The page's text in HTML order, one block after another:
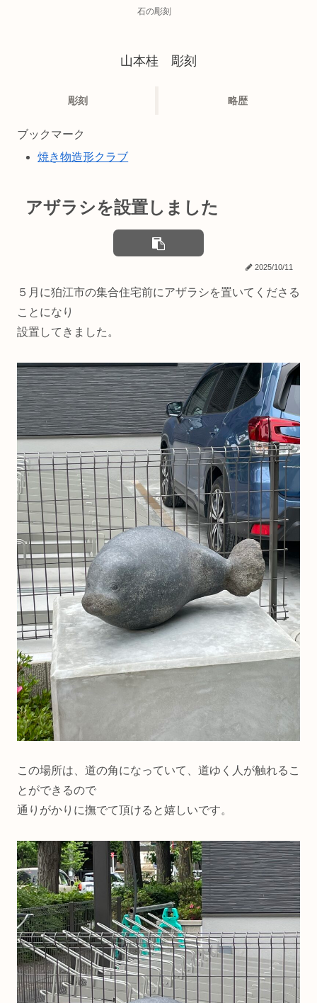
石の彫刻
山本桂 彫刻
彫刻 略歴
ブックマーク
焼き物造形クラブ
アザラシを設置しました
2025/10/11
５月に狛江市の集合住宅前にアザラシを置いてくださる
ことになり
設置してきました。
この場所は、道の角になっていて、道ゆく人が触れるこ
とができるので
通りがかりに撫でて頂けると嬉しいです。